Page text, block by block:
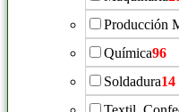
Producción
Química96
Soldadura14